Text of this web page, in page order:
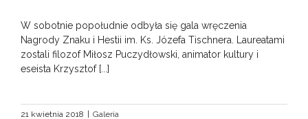
W sobotnie popołudnie odbyła się gala wręczenia
Nagrody Znaku i Hestii im. Ks. Józefa Tischnera. Laureatami
zostali filozof Miłosz Puczydłowski, animator kultury i
eseista Krzysztof [...]
21 kwietnia 2018
Galeria